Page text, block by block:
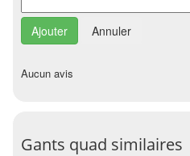
Annuler
Aucun avis
Gants quad similaires